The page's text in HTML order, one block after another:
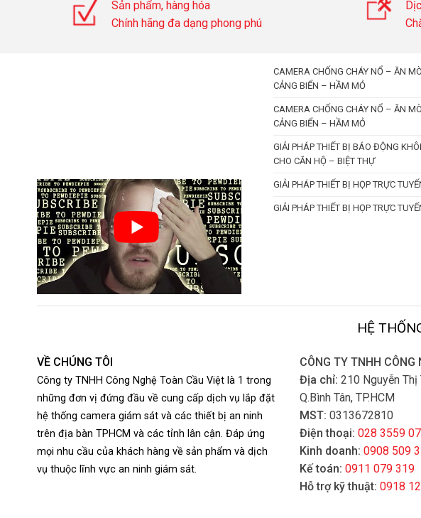
Sản phẩm, hàng hóa
Chính hãng đa dạng phong phú
CAMERA CHỐNG CHÁY NỔ – ĂN
CẢNG BIỂN – HẦM MỎ
CAMERA CHỐNG CHÁY NỔ – ĂN
CẢNG BIỂN – HẦM MỎ
GIẢI PHÁP THIẾT BỊ BÁO ĐỘNG
CHO CĂN HỘ – BIỆT THỰ
GIẢI PHÁP THIẾT BỊ HỌP TRỰC
GIẢI PHÁP THIẾT BỊ HỌP TRỰC
HỆ
VỀ CHÚNG TÔI
Công ty TNHH Công Nghệ Toàn Cầu Việt là 1 trong
những đơn vị đứng đầu về cung cấp dịch vụ lắp đặt
hệ thống camera giám sát và các thiết bị an ninh
trên địa bàn TPHCM và các tỉnh lân cận. Đáp ứng
mọi nhu cầu của khách hàng về sản phẩm và dịch
vụ thuộc lĩnh vực an ninh giám sát.
CÔNG TY TNHH CÔNG
Địa chỉ:210 Nguyễn Thị
Q.Bình Tân, TP.HCM
MST: 0313672810
Điện thoại: 028 3559
Kinh doanh:0908 509
Kế toán: 0911 079 319
Hỗ trợ kỹ thuật:0918